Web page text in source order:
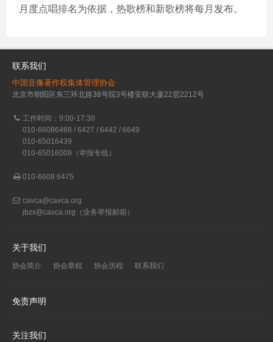
月度点唱排名为依据，热歌榜和新歌榜将每月发布。
联系我们
中国音像著作权集体管理协会
北京市朝阳区东三环北路38号院3号楼安联大厦22层2212号
工作时间：9:00-17:30
010-66086468 / 6427 / 6442 / 6649
010-65016439
010-65016009（举报专线）
010-6608 6475
cavca@cavca.org
jbzx@cavca.org （业务举报邮箱）
关于我们
协会简介 协会章程 协会历程 联系我们
免责声明
关注我们